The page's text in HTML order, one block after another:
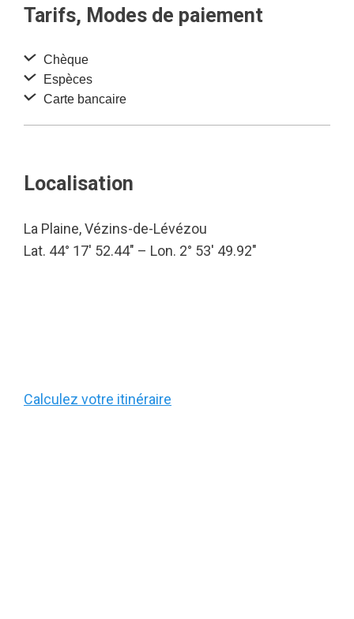
Tarifs, Modes de paiement
Chèque
Espèces
Carte bancaire
Localisation
La Plaine, Vézins-de-Lévézou
Lat. 44° 17′ 52.44″ – Lon. 2° 53′ 49.92″
Calculez votre itinéraire